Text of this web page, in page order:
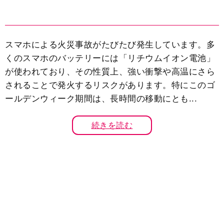
スマホによる火災事故がたびたび発生しています。多
くのスマホのバッテリーには「リチウムイオン電池」
が使われており、その性質上、強い衝撃や高温にさら
されることで発火するリスクがあります。特にこのゴ
ールデンウィーク期間は、長時間の移動にとも...
続きを読む